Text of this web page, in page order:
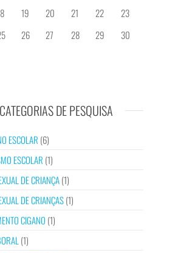
19 20 21 22
23
26 27 28 29
30
CATEGORIAS DE PESQUISA
ESCOLAR (6)
ESCOLAR (1)
DE CRIANÇA(1)
DE CRIANÇAS(1)
CIGANO (1)
(1)